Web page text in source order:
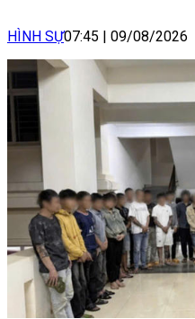
HÌNH SỰ07:45 09/08/2026